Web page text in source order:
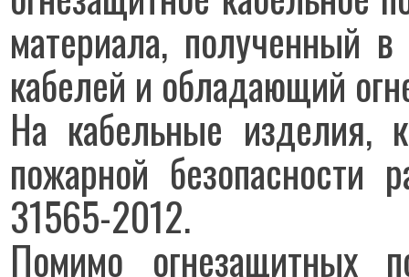
материала, полученный в
кабелей и обладающий
На кабельные изделия,
пожарной безопасности
31565-2012.
Помимо огнезащитных